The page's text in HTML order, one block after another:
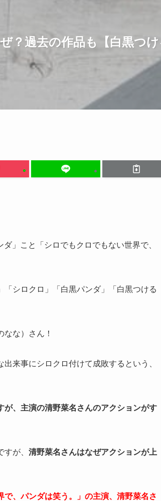
？過去の作品も【白黒つ
」こと「シロでもクロでもない世界で、
シロクロ」「白黒パンダ」「白黒つける
な）さん！
来事にシロクロ付けて成敗するという、
、主演の清野菜名さんのアクションがす
が、 清野菜名さんはなぜアクションが上
、パンダは笑う。」の主演、清野菜名さ